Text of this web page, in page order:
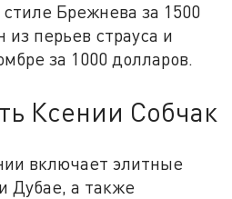
Брежнева за 1500
перьев страуса и
за 1000 долларов.
Ксении Собчак
включает элитные
Дубае, а также